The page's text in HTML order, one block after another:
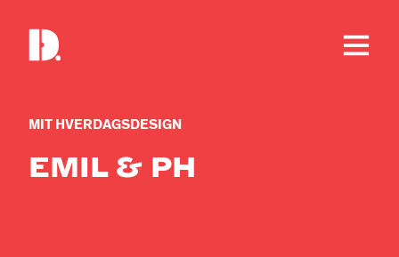
MIT HVERDAGSDESIGN
EMIL & PH